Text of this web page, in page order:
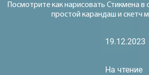
Посмотрите как нарисовать Стикмена в
простой карандаш и скетч
19.12.2023
На чтение